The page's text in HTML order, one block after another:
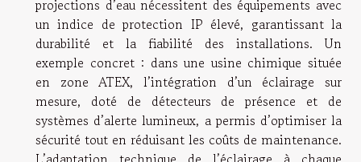
projections d’eau nécessitent des équipements avec
un indice de protection IP élevé, garantissant la
durabilité et la fiabilité des installations. Un
exemple concret : dans une usine chimique située
en zone ATEX, l’intégration d’un éclairage sur
mesure, doté de détecteurs de présence et de
systèmes d’alerte lumineux, a permis d’optimiser la
sécurité tout en réduisant les coûts de maintenance.